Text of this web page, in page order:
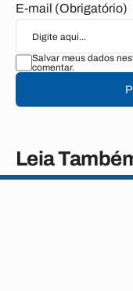
E-mail (Obrigatório)
Salvar meus dados
comentar.
Leia